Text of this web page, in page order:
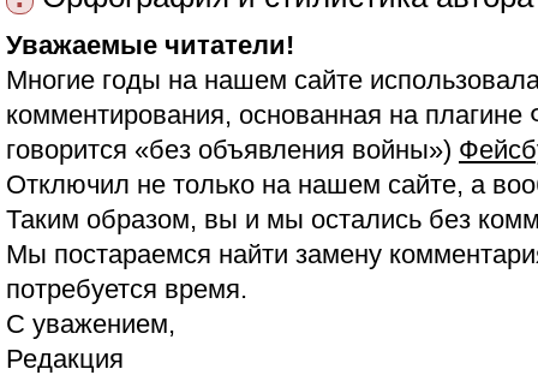
Уважаемые читатели!
Многие годы на нашем сайте
комментирования, основанная на
говорится «без объявления войны»)
Отключил не только на нашем сайте, а
Таким образом, вы и мы остались без
Мы постараемся найти замену
потребуется время.
С уважением,
Редакция